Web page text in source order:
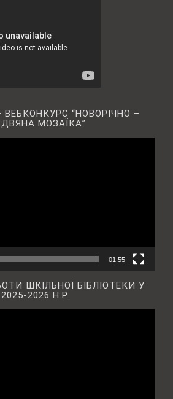
“НОВОРІЧНО –
МОЗАЇКА”
01:55
ШКІЛЬНОЇ БІБЛІОТЕКИ У
2025-2026 Н.Р.